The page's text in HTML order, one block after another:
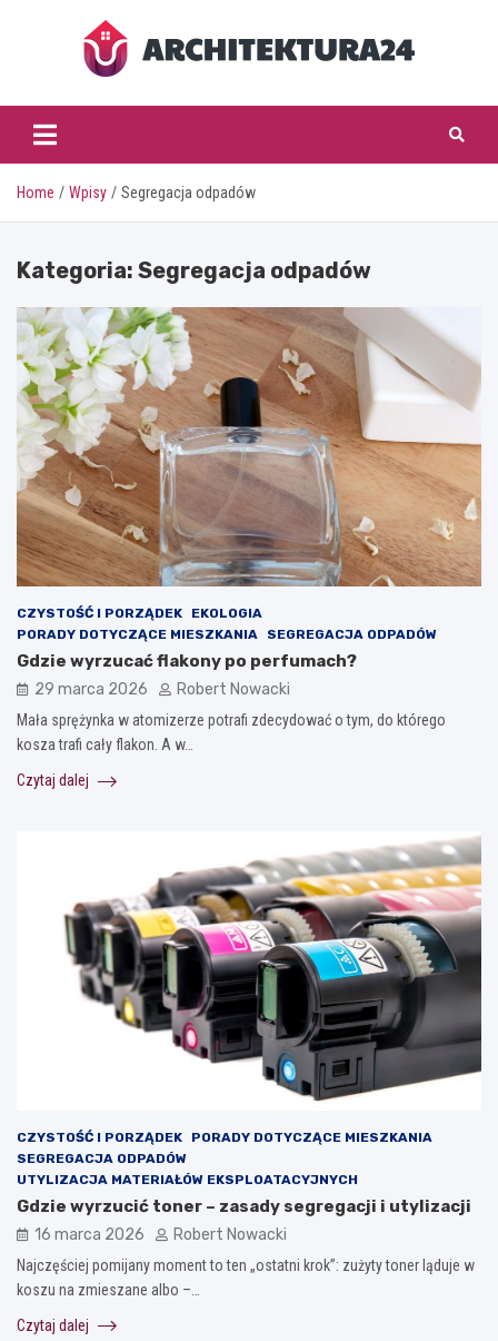
architektura24.pl
Home Wpisy Segregacja odpadów
Kategoria: Segregacja odpadów
CZYSTOŚĆ I PORZĄDEK
EKOLOGIA
PORADY DOTYCZĄCE MIESZKANIA
SEGREGACJA ODPADÓW
Gdzie wyrzucać flakony po perfumach?
29 marca 2026 Robert Nowacki
Mała sprężynka w atomizerze potrafi zdecydować o tym, do którego
kosza trafi cały flakon. A w…
Czytaj dalej
CZYSTOŚĆ I PORZĄDEK
PORADY DOTYCZĄCE MIESZKANIA
SEGREGACJA ODPADÓW
UTYLIZACJA MATERIAŁÓW EKSPLOATACYJNYCH
Gdzie wyrzucić toner – zasady segregacji i utylizacji
16 marca 2026 Robert Nowacki
Najczęściej pomijany moment to ten „ostatni krok”: zużyty toner ląduje w
koszu na zmieszane albo –…
Czytaj dalej